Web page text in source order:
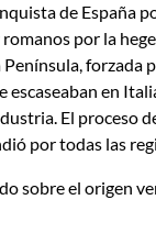
de España
por la
forzada
escaseaban en
El proceso
por todas las
sobre el origen